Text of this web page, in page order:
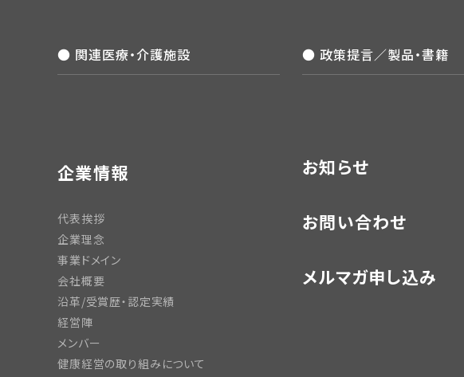
● 関連医療・介護施設 ● 政策提言／製品・書籍
企業情報
代表挨拶
企業理念
事業ドメイン
会社概要
沿革/受賞歴・認定実績
経営陣
メンバー
健康経営の取り組みについて
お知らせ
お問い合わせ
メルマガ申し込み